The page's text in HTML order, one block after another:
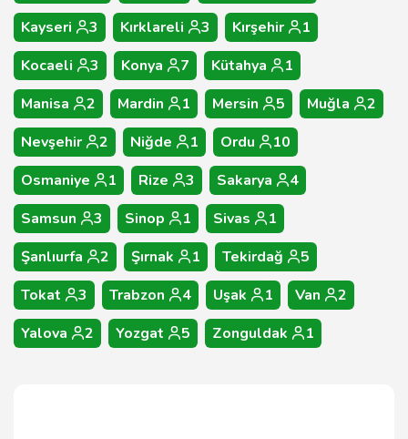
Kayseri
3 Kırklareli 3 Kırşehir
1
Kocaeli
3 Konya 7 Kütahya
1
Manisa
2 Mardin 1 Mersin 5 Muğla
2
Nevşehir
2 Niğde 1 Ordu
10
Osmaniye
1 Rize 3 Sakarya
4
Samsun
3 Sinop 1 Sivas
1
Şanlıurfa
2 Şırnak 1 Tekirdağ
5
Tokat
3 Trabzon 4 Uşak 1 Van
2
Yalova
2 Yozgat 5 Zonguldak 1